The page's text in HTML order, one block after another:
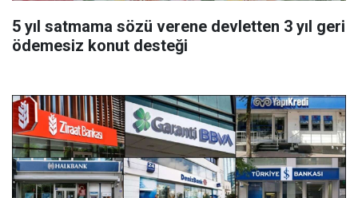
5 yıl satmama sözü verene devletten 3 yıl geri
ödemesiz konut desteği